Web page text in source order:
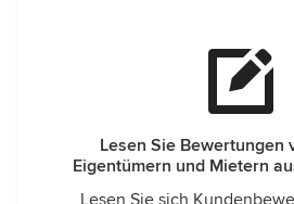
Lesen Sie Bewertungen
Eigentümern und Mietern
Lesen Sie sich